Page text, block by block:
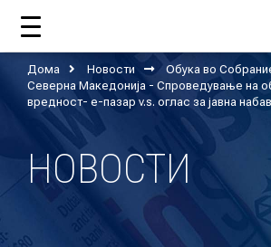
ДОМА
ЗА НАС
ШТО РАБОТИ ЦУП?
Дома Новости
Обука во
Северна Македонија - Спроведување на
вредност- е-пазар v.s. оглас за јавна
НОВОСТИ